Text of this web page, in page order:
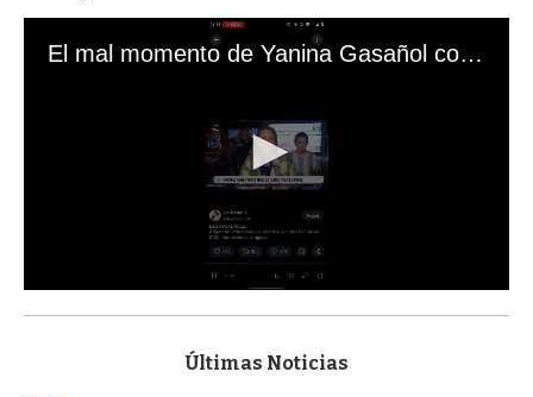
El mal momento de Yanina Gasañol con un hincha argentino en "Subrayado"
s
Últimas Noticias